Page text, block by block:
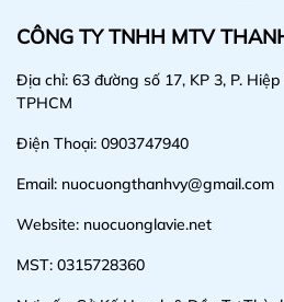
CÔNG TY TNHH MTV
Địa chỉ: 63 đường số 17, KP 3, P.
TPHCM
Điện Thoại: 0903747940
Email: nuocuongthanhvy@gmail.com
Website: nuocuonglavie.net
MST: 0315728360